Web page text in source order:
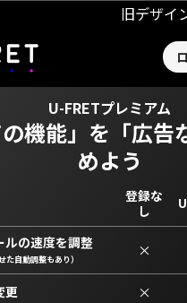
旧デザイ
U-FRETプレミアム
の機能」を 「広
めよう
登録な
し
ルの速度を調整
た自動調整もあり） ×
更 ×